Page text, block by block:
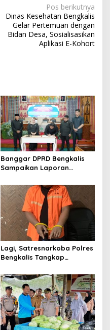
Pos berikutnya
Dinas Kesehatan Bengkalis
Gelar Pertemuan dengan
Bidan Desa, Sosialisasikan
Aplikasi E-Kohort
Banggar DPRD Bengkalis
Sampaikan Laporan
Pertanggungjawaban
Pelaksanaan APBD Tahun
Anggaran 2025
Lagi, Satresnarkoba Polres
Bengkalis Tangkap
Air